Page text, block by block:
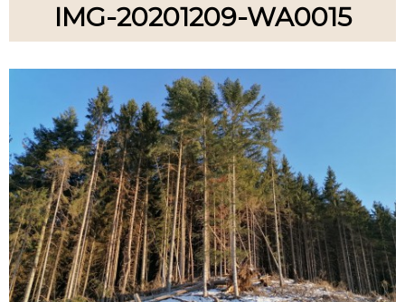
IMG-20201209-WA0015